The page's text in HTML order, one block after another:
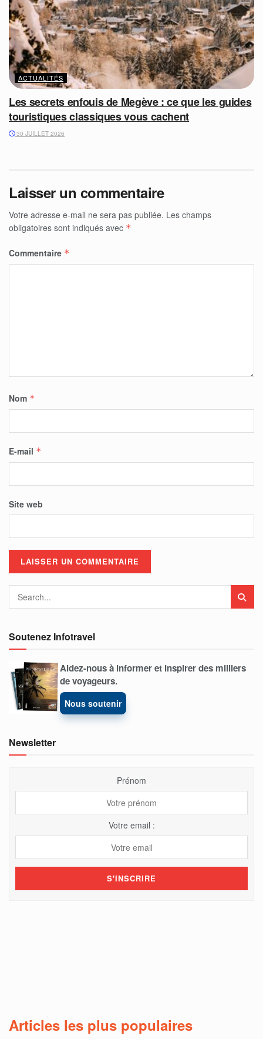
ACTUALITÉS
Les secrets enfouis de Megève : ce que les guides
touristiques classiques vous cachent
30 JUILLET 2026
Laisser un commentaire
Votre adresse e-mail ne sera pas publiée. Les champs
obligatoires sont indiqués avec *
Commentaire *
Nom *
E-mail *
Site web
Soutenez Infotravel
Aidez-nous à informer et inspirer des milliers
de voyageurs.
Nous soutenir
Newsletter
Prénom
Votre email :
Articles les plus populaires